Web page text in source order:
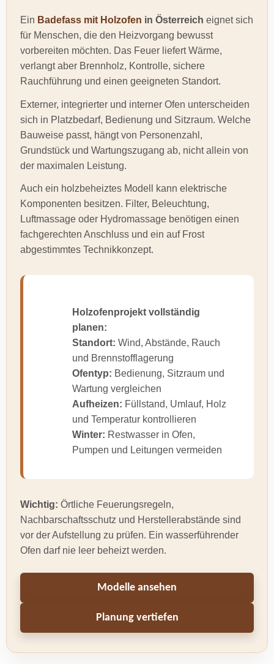
Ein Badefass mit Holzofen in Österreich eignet sich
für Menschen, die den Heizvorgang bewusst
vorbereiten möchten. Das Feuer liefert Wärme,
verlangt aber Brennholz, Kontrolle, sichere
Rauchführung und einen geeigneten Standort.
Externer, integrierter und interner Ofen unterscheiden
sich in Platzbedarf, Bedienung und Sitzraum. Welche
Bauweise passt, hängt von Personenzahl,
Grundstück und Wartungszugang ab, nicht allein von
der maximalen Leistung.
Auch ein holzbeheiztes Modell kann elektrische
Komponenten besitzen. Filter, Beleuchtung,
Luftmassage oder Hydromassage benötigen einen
fachgerechten Anschluss und ein auf Frost
abgestimmtes Technikkonzept.
Holzofenprojekt vollständig
planen:
Standort: Wind, Abstände, Rauch
und Brennstofflagerung
Ofentyp: Bedienung, Sitzraum und
Wartung vergleichen
Aufheizen: Füllstand, Umlauf, Holz
und Temperatur kontrollieren
Winter: Restwasser in Ofen,
Pumpen und Leitungen vermeiden
Wichtig: Örtliche Feuerungsregeln,
Nachbarschaftsschutz und Herstellerabstände sind
vor der Aufstellung zu prüfen. Ein wasserführender
Ofen darf nie leer beheizt werden.
Modelle ansehen
Planung vertiefen